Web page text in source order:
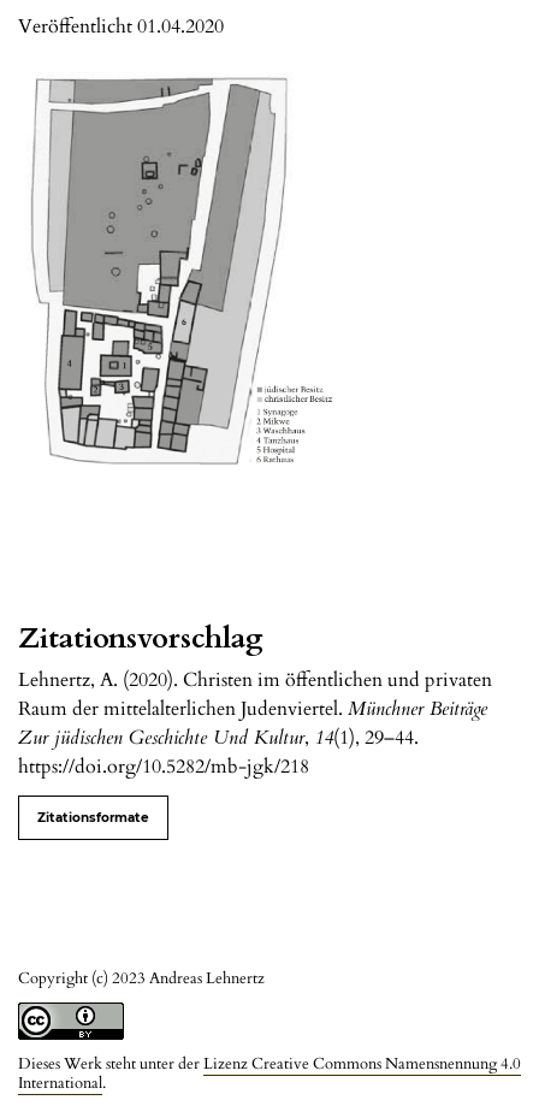
Veröffentlicht 01.04.2020
Zitationsvorschlag
Lehnertz, A. (2020). Christen im öffentlichen und privaten
Raum der mittelalterlichen Judenviertel. Münchner Beiträge
Zur jüdischen Geschichte Und Kultur, 14(1), 29–44.
https://doi.org/10.5282/mb-jgk/218
Zitationsformate
Copyright (c) 2023 Andreas Lehnertz
Dieses Werk steht unter derLizenz Creative Commons Namensnennung 4.0
International.